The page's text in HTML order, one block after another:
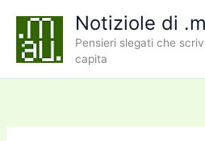
contenuto
Notiziole di
Pensieri slegati che
capita